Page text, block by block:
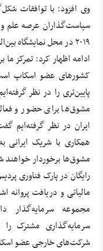
وی افزود: با توافقات
۲۰۱۹ در محل نمایشگاه
ادامه اظهار کرد: تمرکز
کشورهای عضو اسکاپ
پایین‌تری را در نظر
مشوق‌ها برای حضور و
ایران در نظر گرفته‌ایم
همکاری با شریک ایرانی
مشوق‌ها برخوردار خواهند
مالیاتی و دریافت
مجموعه سرمایه‌گذار
سرمایه‌گذاری مشترک
شرکت‌های خارجی عضو